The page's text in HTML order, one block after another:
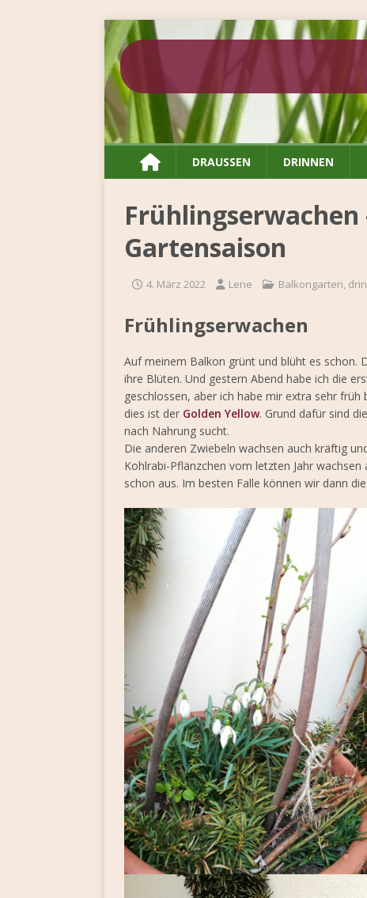
 DRAUSSEN DRINNEN
Frühlingserwachen
Gartensaison
4. März 2022 Lene Balkongarten,
Frühlingserwachen
Auf meinem Balkon grünt und blüht es schon.
ihre Blüten. Und gestern Abend habe ich die
geschlossen, aber ich habe mir extra sehr
dies ist der Golden Yellow. Grund dafür sind die
nach Nahrung sucht.
Die anderen Zwiebeln wachsen auch kräftig
Kohlrabi-Pflänzchen vom letzten Jahr
schon aus. Im besten Falle können wir dann